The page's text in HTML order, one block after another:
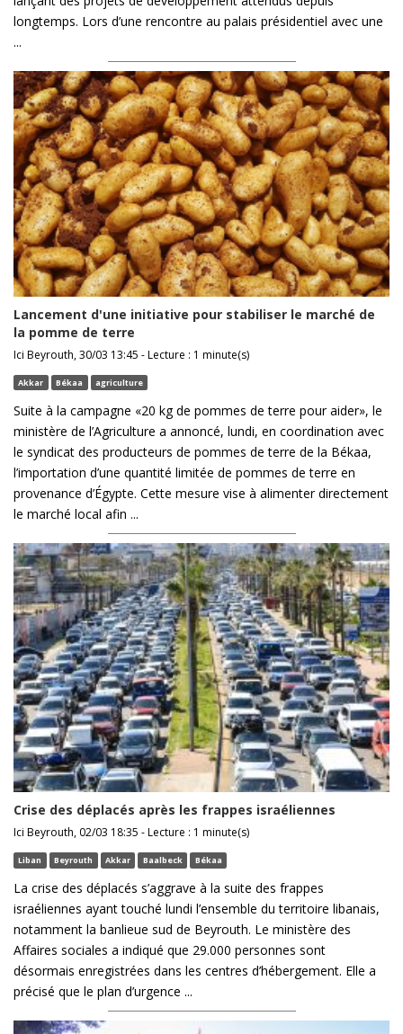
longtemps. Lors d’une rencontre au palais présidentiel avec une
...
Lancement d'une initiative pour stabiliser le marché de
la pomme de terre
Ici Beyrouth, 30/03 13:45 - Lecture : 1 minute(s)
Akkar Békaa agriculture
Suite à la campagne «20 kg de pommes de terre pour aider», le
ministère de l’Agriculture a annoncé, lundi, en coordination avec
le syndicat des producteurs de pommes de terre de la Békaa,
l’importation d’une quantité limitée de pommes de terre en
provenance d’Égypte. Cette mesure vise à alimenter directement
le marché local afin ...
Crise des déplacés après les frappes israéliennes
Ici Beyrouth, 02/03 18:35 - Lecture : 1 minute(s)
Liban Beyrouth Akkar Baalbeck Békaa
La crise des déplacés s’aggrave à la suite des frappes
israéliennes ayant touché lundi l’ensemble du territoire libanais,
notamment la banlieue sud de Beyrouth. Le ministère des
Affaires sociales a indiqué que 29.000 personnes sont
désormais enregistrées dans les centres d’hébergement. Elle a
précisé que le plan d’urgence ...